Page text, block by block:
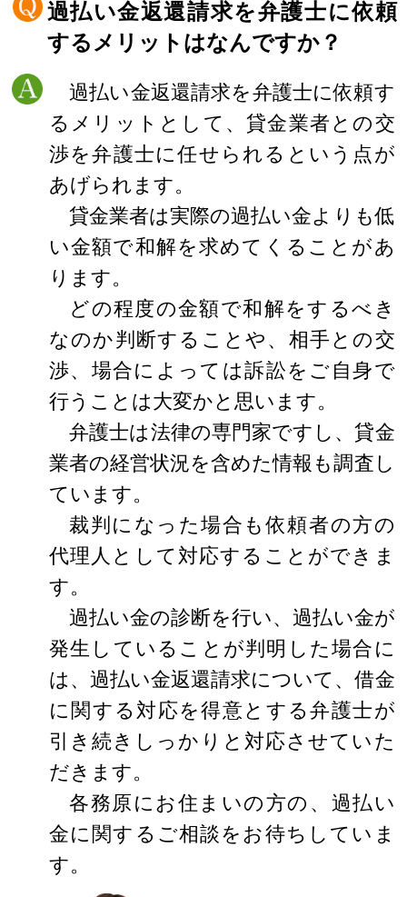
過払い金返還請求を弁護士に依頼
するメリットはなんですか？
過払い金返還請求を弁護士に依頼す
るメリットとして、貸金業者との交
渉を弁護士に任せられるという点が
あげられます。
貸金業者は実際の過払い金よりも低
い金額で和解を求めてくることがあ
ります。
どの程度の金額で和解をするべき
なのか判断することや、相手との交
渉、場合によっては訴訟をご自身で
行うことは大変かと思います。
弁護士は法律の専門家ですし、貸金
業者の経営状況を含めた情報も調査し
ています。
裁判になった場合も依頼者の方の
代理人として対応することができま
す。
過払い金の診断を行い、過払い金が
発生していることが判明した場合に
は、過払い金返還請求について、借金
に関する対応を得意とする弁護士が
引き続きしっかりと対応させていた
だきます。
各務原にお住まいの方の、過払い
金に関するご相談をお待ちしていま
す。